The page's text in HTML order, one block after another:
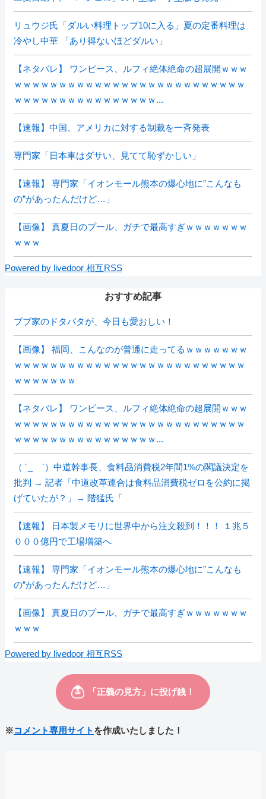
リュウジ氏「ダルい料理トップ10に入る」夏の定番料理は
冷やし中華 「あり得ないほどダルい」
【ネタバレ】 ワンピース、ルフィ絶体絶命の超展開ｗｗｗ
ｗｗｗｗｗｗｗｗｗｗｗｗｗｗｗｗｗｗｗｗｗｗｗｗｗｗ
ｗｗｗｗｗｗｗｗｗｗｗｗｗｗｗｗ...
【速報】中国、アメリカに対する制裁を一斉発表
専門家「日本車はダサい、見てて恥ずかしい」
【速報】 専門家「イオンモール熊本の爆心地に”こんなも
の”があったんだけど…」
【画像】 真夏日のプール、ガチで最高すぎｗｗｗｗｗｗｗ
ｗｗｗ
Powered by livedoor 相互RSS
おすすめ記事
ブブ家のドタバタが、今日も愛おしい！
【画像】 福岡、こんなのが普通に走ってるｗｗｗｗｗｗｗ
ｗｗｗｗｗｗｗｗｗｗｗｗｗｗｗｗｗｗｗｗｗｗｗｗｗｗ
ｗｗｗｗｗｗｗ
【ネタバレ】 ワンピース、ルフィ絶体絶命の超展開ｗｗｗ
ｗｗｗｗｗｗｗｗｗｗｗｗｗｗｗｗｗｗｗｗｗｗｗｗｗｗ
ｗｗｗｗｗｗｗｗｗｗｗｗｗｗｗｗ...
（ ´_ゝ`）中道幹事長、食料品消費税2年間1%の閣議決定を
批判 → 記者「中道改革連合は食料品消費税ゼロを公約に掲
げていたが？」→ 階猛氏「
【速報】 日本製メモリに世界中から注文殺到！！！ １兆５
０００億円で工場増築へ
【速報】 専門家「イオンモール熊本の爆心地に”こんなも
の”があったんだけど…」
【画像】 真夏日のプール、ガチで最高すぎｗｗｗｗｗｗｗ
ｗｗｗ
Powered by livedoor 相互RSS
※コメント専用サイト を作成いたしました！